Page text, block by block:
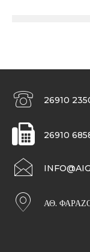
26910
26910
ΑΘ.